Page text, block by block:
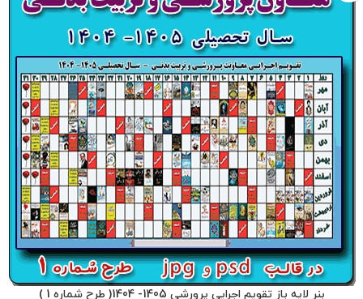
بنر لايه باز تقويم اجرايي پرورشي 1405- 1404( طرح شماره 1 )